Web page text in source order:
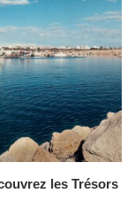
les Trésors